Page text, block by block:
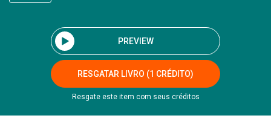
PREVIEW
RESGATAR LIVRO (1 CRÉDITO)
Resgate este item com seus créditos